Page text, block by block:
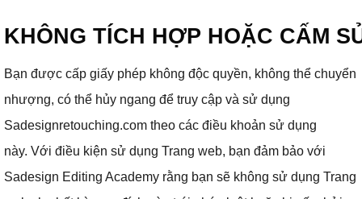
KHÔNG TÍCH HỢP HOẶC CẤM
Bạn được cấp giấy phép không độc quyền, không thể chuyển
nhượng, có thể hủy ngang để truy cập và sử dụng
Sadesignretouching.com theo các điều khoản sử dụng
này. Với điều kiện sử dụng Trang web, bạn đảm bảo với
Sadesign Editing Academy rằng bạn sẽ không sử dụng Trang